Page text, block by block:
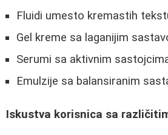
Fluidi umesto kremastih
Gel kreme sa laganijim
Serumi sa aktivnim
Emulzije sa balansiranim
Iskustva korisnica sa